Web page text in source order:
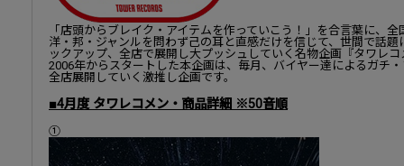
「店頭からブレイク・アイテムを作っていこう！」を合言葉に、
洋・邦・ジャンルを問わず己の耳と直感だけを信じて、世間で話
ックアップ、全店で展開し大プッシュしていく名物企画『タワレコ
2006年からスタートした本企画は、毎月、バイヤー達によるガチ
全店展開していく激推し企画です。
■4月度 タワレコメン・商品詳細 ※50音順
①